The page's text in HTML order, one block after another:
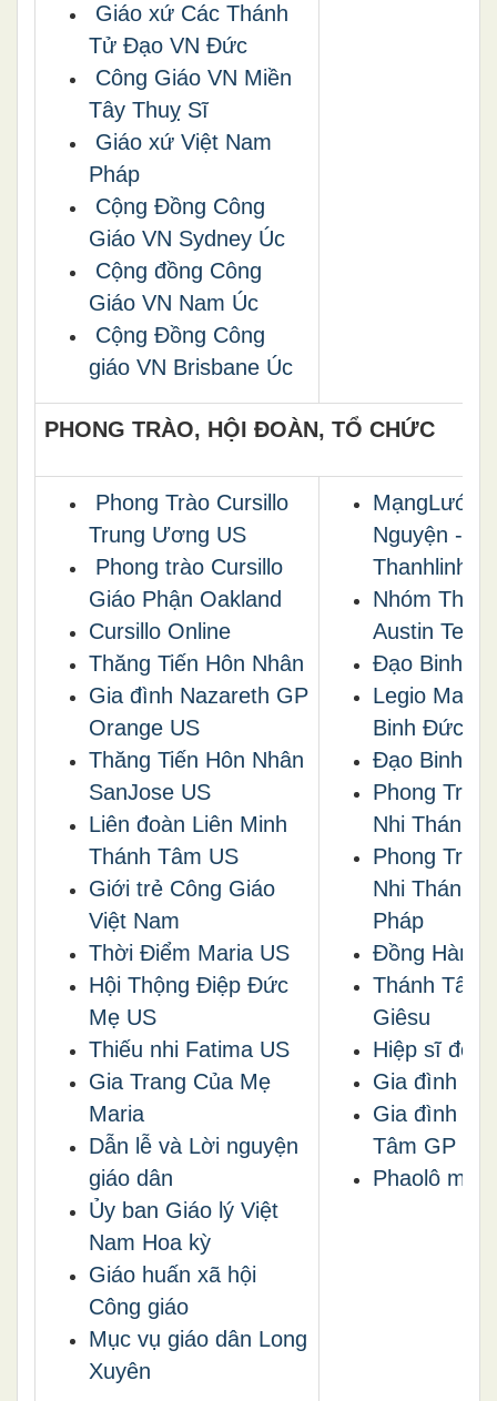
Giáo xứ Các Thánh
Tử Đạo VN Đức
Công Giáo VN Miền
Tây Thuỵ Sĩ
Giáo xứ Việt Nam
Pháp
Cộng Đồng Công
Giáo VN Sydney Úc
Cộng đồng Công
Giáo VN Nam Úc
Cộng Đồng Công
giáo VN Brisbane Úc
PHONG TRÀO, HỘI ĐOÀN, TỔ CHỨC
Phong Trào Cursillo
Trung Ương US
Phong trào Cursillo
Giáo Phận Oakland
Cursillo Online
Thăng Tiến Hôn Nhân
Gia đình Nazareth GP
Orange US
Thăng Tiến Hôn Nhân
SanJose US
Liên đoàn Liên Minh
Thánh Tâm US
Giới trẻ Công Giáo
Việt Nam
Thời Điểm Maria US
Hội Thộng Điệp Đức
Mẹ US
Thiếu nhi Fatima US
Gia Trang Của Mẹ
Maria
Dẫn lễ và Lời nguyện
giáo dân
Ủy ban Giáo lý Việt
Nam Hoa kỳ
Giáo huấn xã hội
Công giáo
Mục vụ giáo dân Long
Xuyên
MạngLưới
Nguyện -
Nhóm
Austin Texas
Đạo Binh
Legio
Binh Đức
Đạo Binh
Phong Trào
Nhi Thánh
Phong Trào
Nhi Thánh
Pháp
Ðồng Hành
Thánh Tâm
Giêsu
Hiệp sĩ đoàn
Gia đình An
Gia đình
Tâm GP
Phaolô mới